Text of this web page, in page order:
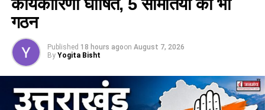
32 चेहरे रेड जोन में, कट सकता है कई का
टिकट !
पार्टी के विश्वत सूत्रों से मिली जानकारी के मुताबिक
विधायकों का अगले विधानसभा चुनाव में टिकट कट सकता है। पार्टी और
संघ की ओर से राज्य में अपने हिस्से की सभी 47 सीटों पर कराए गए
आंतरिक सर्वे में 32 विधायकों के खिलाफ स्थानीय स्तर पर गहरी नाराजगी
कार्यकारिणी घोषित, 5 समितियों का भी
गठन
Published 18 hours agoon August 7, 2026
By Yogita Bisht